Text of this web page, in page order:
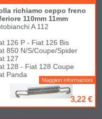
richiamo ceppo freno
110mm 11mm
A 112
126 P - Fiat 126 Bis
850 N/S/Coupe/Spider
127
128 - Fiat 128 Coupe
Panda
Maggiori informazioni
3,22 €